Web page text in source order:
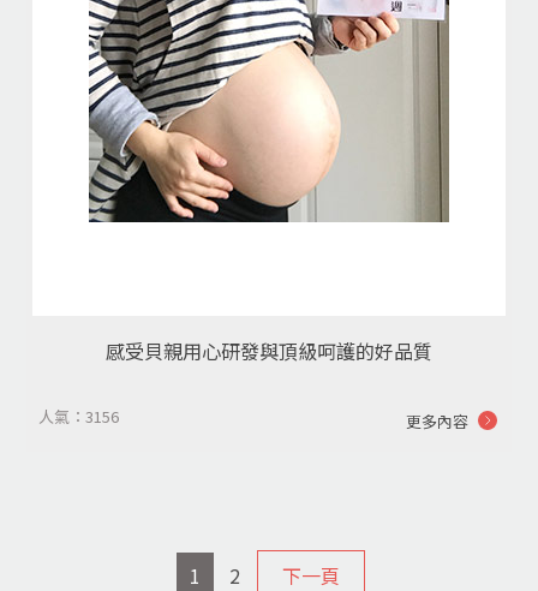
感受貝親用心研發與頂級呵護的好品質
人氣：3156 更多內容
1 2 下一頁